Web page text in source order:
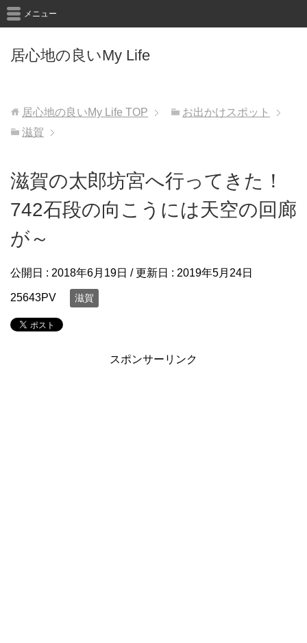
居心地の良いMy Life
メニュー
居心地の良いMy Life TOP
お出かけスポット
滋賀
滋賀の太郎坊宮へ行ってきた！
742石段の向こうには天空の回廊
が～
公開日 : 2018年6月19日 / 更新日 : 2019年5月24日
25643PV 滋賀
スポンサーリンク